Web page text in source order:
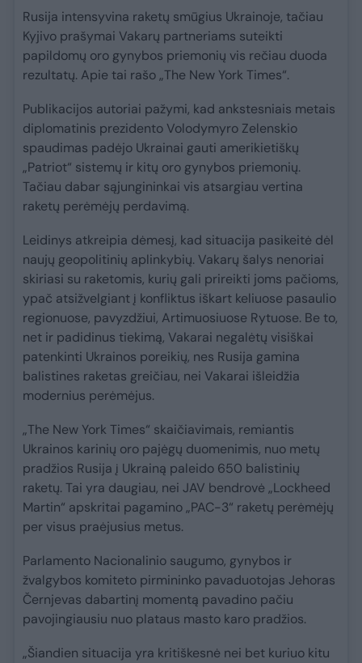
Rusija intensyvina raketų smūgius Ukrainoje, tačiau
Kyjivo prašymai Vakarų partneriams suteikti
papildomų oro gynybos priemonių vis rečiau duoda
rezultatų. Apie tai rašo „The New York Times“.
Publikacijos autoriai pažymi, kad ankstesniais metais
diplomatinis prezidento Volodymyro Zelenskio
spaudimas padėjo Ukrainai gauti amerikietiškų
„Patriot“ sistemų ir kitų oro gynybos priemonių.
Tačiau dabar sąjungininkai vis atsargiau vertina
raketų perėmėjų perdavimą.
Leidinys atkreipia dėmesį, kad situacija pasikeitė dėl
naujų geopolitinių aplinkybių. Vakarų šalys nenoriai
skiriasi su raketomis, kurių gali prireikti joms pačioms,
ypač atsižvelgiant į konfliktus iškart keliuose pasaulio
regionuose, pavyzdžiui, Artimuosiuose Rytuose. Be to,
net ir padidinus tiekimą, Vakarai negalėtų visiškai
patenkinti Ukrainos poreikių, nes Rusija gamina
balistines raketas greičiau, nei Vakarai išleidžia
modernius perėmėjus.
„The New York Times“ skaičiavimais, remiantis
Ukrainos karinių oro pajėgų duomenimis, nuo metų
pradžios Rusija į Ukrainą paleido 650 balistinių
raketų. Tai yra daugiau, nei JAV bendrovė „Lockheed
Martin“ apskritai pagamino „PAC-3“ raketų perėmėjų
per visus praėjusius metus.
Parlamento Nacionalinio saugumo, gynybos ir
žvalgybos komiteto pirmininko pavaduotojas Jehoras
Černjevas dabartinį momentą pavadino pačiu
pavojingiausiu nuo plataus masto karo pradžios.
„Šiandien situacija yra kritiškesnė nei bet kuriuo kitu